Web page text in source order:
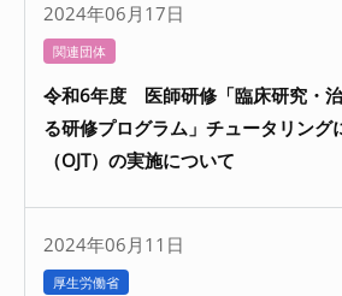
2024年06月17日
関連団体
令和6年度 医師研修「臨床研究・
る研修プログラム」チュータリング
（OJT）の実施について
2024年06月11日
厚生労働省